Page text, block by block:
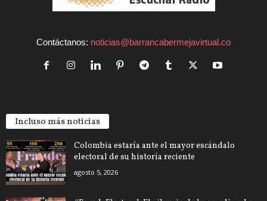
Contáctanos: noticias@barrancabermejavirtual.co
Incluso más noticias
Colombia estaría ante el mayor escándalo
electoral de su historia reciente
agosto 5, 2026